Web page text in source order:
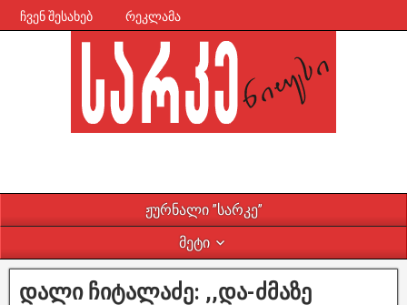
ჩვენ შესახებ რეკლამა
ჟურნალი ”სარკე”
მეტი
დალი ჩიტალაძე: ,,და-ძმაზე